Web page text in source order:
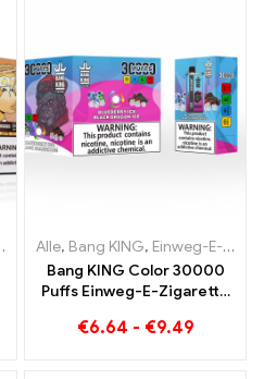
,Einweg-E-
Alle, Bang KING, Einweg-E-Zigaretten Litauen
Bang KING Color 30000
Puffs Einweg-E-Zigarette
den
€6.64 - €9.49